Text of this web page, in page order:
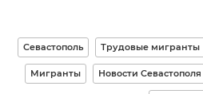
Севастополь Трудовые мигранты
Мигранты Новости Севастополя